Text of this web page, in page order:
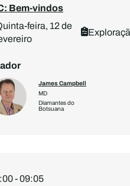
Bem-vindos
feira, 12 de
James Campbell
MD
Diamantes do
Botsuana
- 09:05